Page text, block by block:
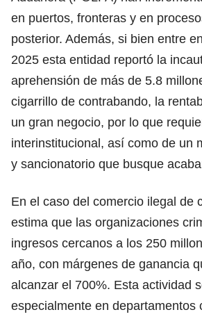
en puertos, fronteras y en
posterior. Además, si bien entre
2025 esta entidad reportó la
aprehensión de más de 5.8
cigarrillo de contrabando, la
un gran negocio, por lo que
interinstitucional, así como de un
y sancionatorio que busque
En el caso del comercio ilegal de
estima que las organizaciones
ingresos cercanos a los 250
año, con márgenes de ganancia
alcanzar el 700%. Esta actividad
especialmente en departamentos